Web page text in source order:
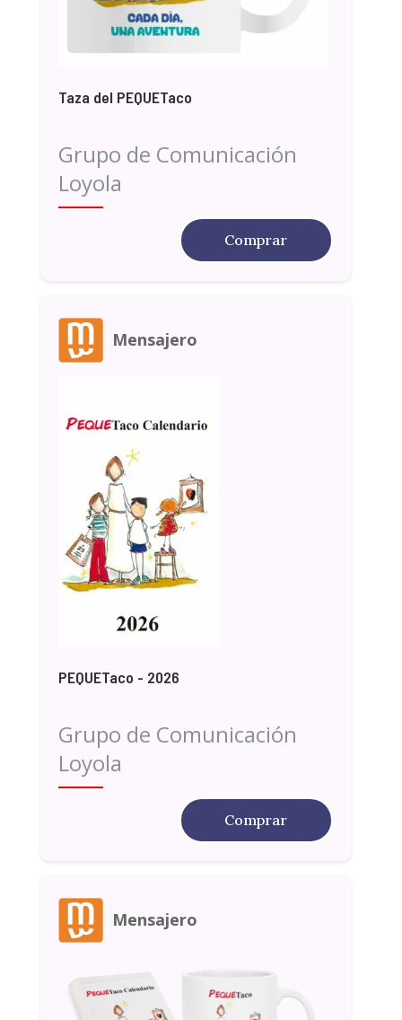
Taza del PEQUETaco
Grupo de Comunicación
Loyola
Comprar
Mensajero
PEQUETaco - 2026
Grupo de Comunicación
Loyola
Comprar
Mensajero